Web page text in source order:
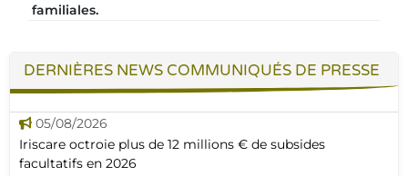
familiales.
DERNIÈRES NEWS COMMUNIQUÉS DE PRESSE
05/08/2026
Iriscare octroie plus de 12 millions € de subsides
facultatifs en 2026